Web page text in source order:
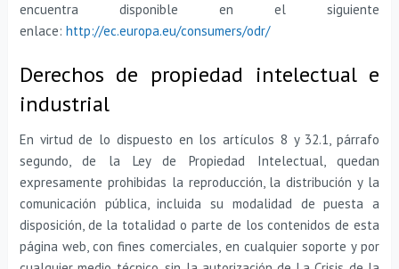
encuentra disponible en el siguiente
enlace: http://ec.europa.eu/consumers/odr/
Derechos de propiedad intelectual e
industrial
En virtud de lo dispuesto en los artículos 8 y 32.1, párrafo
segundo, de la Ley de Propiedad Intelectual, quedan
expresamente prohibidas la reproducción, la distribución y la
comunicación pública, incluida su modalidad de puesta a
disposición, de la totalidad o parte de los contenidos de esta
página web, con fines comerciales, en cualquier soporte y por